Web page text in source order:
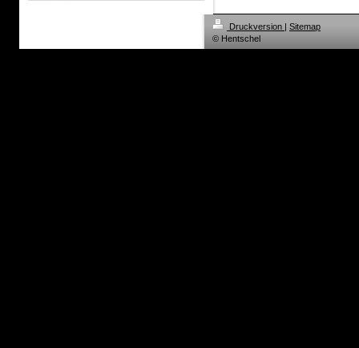
Druckversion | Sitemap
© Hentschel